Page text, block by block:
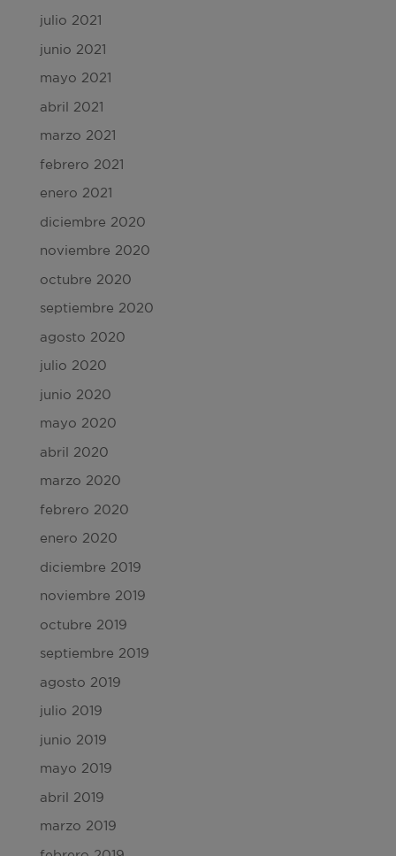
julio 2021
junio 2021
mayo 2021
abril 2021
marzo 2021
febrero 2021
enero 2021
diciembre 2020
noviembre 2020
octubre 2020
septiembre 2020
agosto 2020
julio 2020
junio 2020
mayo 2020
abril 2020
marzo 2020
febrero 2020
enero 2020
diciembre 2019
noviembre 2019
octubre 2019
septiembre 2019
agosto 2019
julio 2019
junio 2019
mayo 2019
abril 2019
marzo 2019